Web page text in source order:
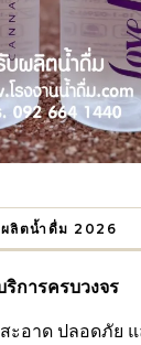
ลิตน้ำดื่ม 2026
การครบวงจร
ะอาด ปลอดภัย